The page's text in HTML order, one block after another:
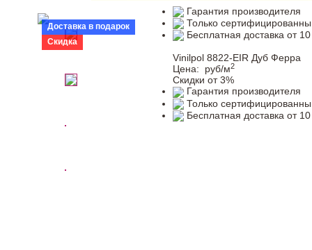
Доставка в подарок
Скидка
Гарантия производителя
Только
Бесплатная доставка от
Vinilpol 8822-EIR Дуб Ферра
Цена:
руб/м2
Скидки от 3%
Гарантия производителя
Только
Бесплатная доставка от